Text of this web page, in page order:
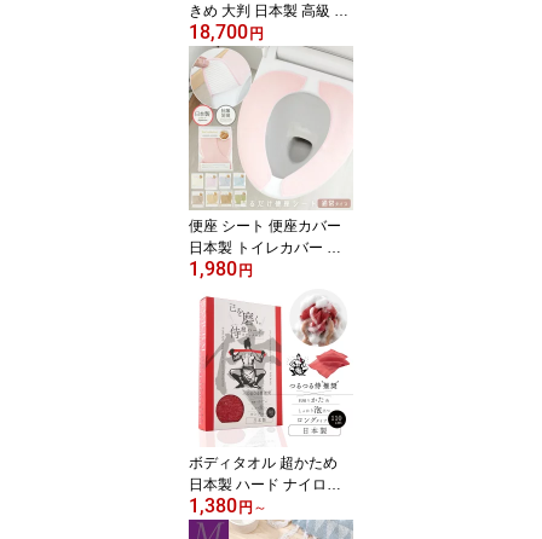
きめ 大判 日本製 高級 エ
クラ2 トイレマット ゴー
ルド シルバーおしゃれ
モダン ブランド 洗える
引っ越し祝い 結婚祝い
18,700 円
便座 シート 便座カバー
日本製 トイレカバー シ
ートカバー 貼る トイレ
い トイレ 洗浄暖房用 便
座カバーo 便座カバーu
サイズフリー 洗える ト
イレ用品 トイレグッズ
1,980 円
ボディタオル 超かため
日本製 ハード ナイロン
ロング 110cm 泡立ち あ
かすり メンズ 背中洗い
1,380 円 ～